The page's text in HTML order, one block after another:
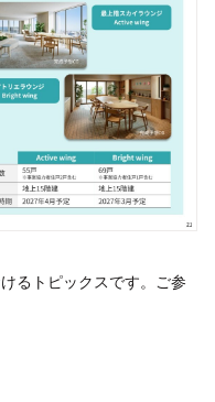
るトピックスです。ご参